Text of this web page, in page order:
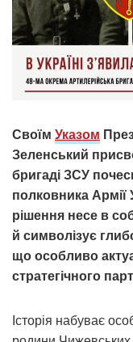
Своїм Указом
Зеленський
бригаді ЗСУ
полковника
рішення несе в
й символізує
що особливо
стратегічного
Історія набуває